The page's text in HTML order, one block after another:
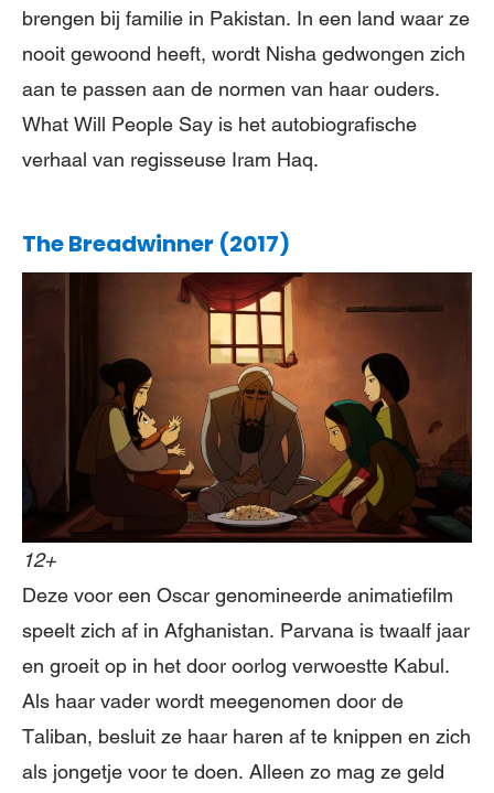
brengen bij familie in Pakistan. In een land waar ze
nooit gewoond heeft, wordt Nisha gedwongen zich
aan te passen aan de normen van haar ouders.
What Will People Say is het autobiografische
verhaal van regisseuse Iram Haq.
The Breadwinner (2017)
12+
Deze voor een Oscar genomineerde animatiefilm
speelt zich af in Afghanistan. Parvana is twaalf jaar
en groeit op in het door oorlog verwoestte Kabul.
Als haar vader wordt meegenomen door de
Taliban, besluit ze haar haren af te knippen en zich
als jongetje voor te doen. Alleen zo mag ze geld